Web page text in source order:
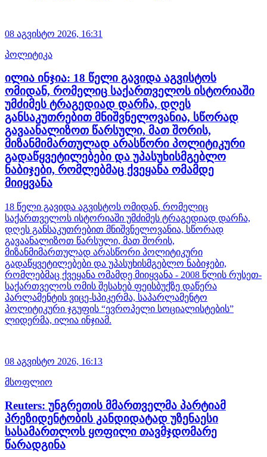
08 აგვისტო 2026, 16:31
პოლიტიკა
ილია ინჯია: 18 წელი გავიდა აგვისტოს
ომიდან, რომელიც საქართველოს ისტორიაში
უმძიმეს ტრაგედიად დარჩა, დღეს
განსაკუთრებით მნიშვნელოვანია, სწორად
გავაანალიზოთ წარსული, მათ შორის,
მიზანმიმართულად არასწორი პოლიტიკური
გადაწყვეტილებები და უპასუხისმგებლო
ნაბიჯები, რომლებმაც ქვეყანა ომამდე
მიიყვანა
18 წელი გავიდა აგვისტოს ომიდან, რომელიც
საქართველოს ისტორიაში უმძიმეს ტრაგედიად დარჩა,
დღეს განსაკუთრებით მნიშვნელოვანია, სწორად
გავაანალიზოთ წარსული, მათ შორის,
მიზანმიმართულად არასწორი პოლიტიკური
გადაწყვეტილებები და უპასუხისმგებლო ნაბიჯები,
რომლებმაც ქვეყანა ომამდე მიიყვანა - 2008 წლის რუსეთ-
საქართველოს ომის შესახებ ფეისბუქზე დაწერა
პარლამენტის ვიცე-სპიკერმა, საპარლამენტო
პოლიტიკური ჯგუფის “ევროპელი სოციალისტების”
ლიდერმა, ილია ინჯიამ.
08 აგვისტო 2026, 16:13
მსოფლიო
Reuters: უნგრეთის მმართველმა პარტიამ
პრეზიდენტობის კანდიდატად უზენაესი
სასამართლოს ყოფილი თავმჯდომარე
წარადგინა